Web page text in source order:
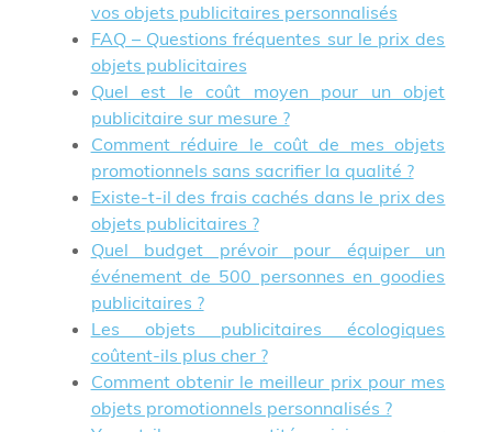
vos objets publicitaires personnalisés
FAQ – Questions fréquentes sur le prix des
objets publicitaires
Quel est le coût moyen pour un objet
publicitaire sur mesure ?
Comment réduire le coût de mes objets
promotionnels sans sacrifier la qualité ?
Existe-t-il des frais cachés dans le prix des
objets publicitaires ?
Quel budget prévoir pour équiper un
événement de 500 personnes en goodies
publicitaires ?
Les objets publicitaires écologiques
coûtent-ils plus cher ?
Comment obtenir le meilleur prix pour mes
objets promotionnels personnalisés ?